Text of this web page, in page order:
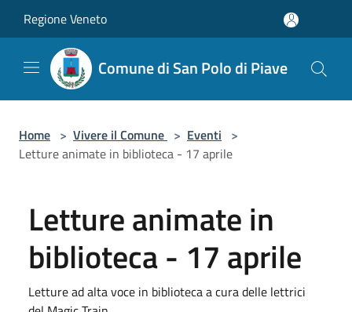
Regione Veneto
Comune di San Polo di Piave
Home > Vivere il Comune > Eventi >
Letture animate in biblioteca - 17 aprile
Letture animate in
biblioteca - 17 aprile
Letture ad alta voce in biblioteca a cura delle lettrici